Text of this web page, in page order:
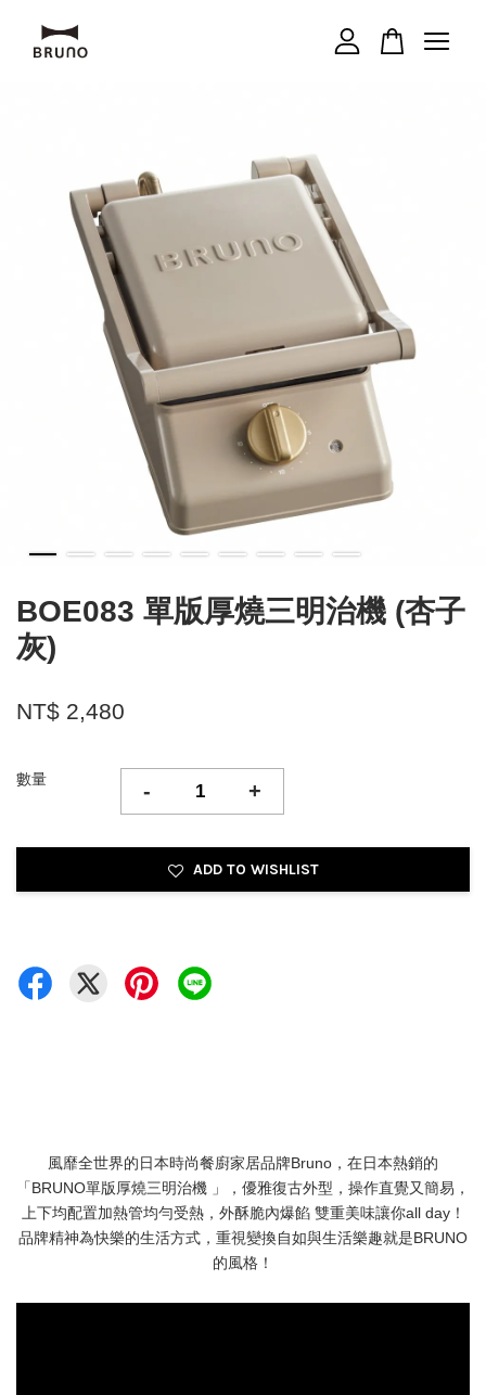
BOE083 單版厚燒三明治機 (杏子
灰)
NT$ 2,480
數量 - +
ADD TO WISHLIST
風靡全世界的日本時尚餐廚家居品牌Bruno，在日本熱銷的
「BRUNO單版厚燒三明治機 」，優雅復古外型，操作直覺又簡易，
上下均配置加熱管均勻受熱，外酥脆內爆餡 雙重美味讓你all day！
品牌精神為快樂的生活方式，重視變換自如與生活樂趣就是BRUNO
的風格！
繼續購物